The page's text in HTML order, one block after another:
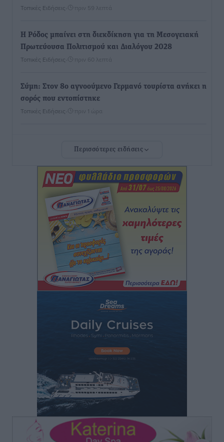
Τοπικές Ειδήσεις πριν 59 λεπτά
Η Ρόδος μπαίνει στη διεκδίκηση για τη Μεσογειακή
Πρωτεύουσα Πολιτισμού και Διαλόγου 2028
Τοπικές Ειδήσεις πριν 60 λεπτά
Σύμη: Στον 8ο αγνοούμενο Γερμανό τουρίστα ανήκει η
σορός που εντοπίστηκε
Τοπικές Ειδήσεις πριν 1 ώρα
Το εκλογικό ρολόι του Μαξίμου χτυπά τέλη Μαΐου του
Τοπικές Ειδήσεις• πριν 2 ώρες
ΦΟΔΣΑ Νοτίου Αιγαίου: «Δεν ζητάμε ασυλία – ζητάμε
θεσμική προστασία της αυτοδιοίκησης»
Τοπικές Ειδήσεις• πριν 2 ώρες
Στη διαδικασία της απευθείας διαπραγμάτευσης ο
Δήμος Ρόδου για τη ναυαγοσωστική κάλυψη των
πριν 2 ώρες
Στο Αυτόφωρο 47χρονος που φέρεται να απείλησε τη
δώσει χρήματα για ναρκωτικά
Τοπικές Ειδήσεις• πριν 2 ώρες
Ασφαλιστικά μέτρα από το Ελληνικό Δημόσιο κατά
του 39χρονου για τις δολιοφθορές στο Radar
Περισσότερες ειδήσεις